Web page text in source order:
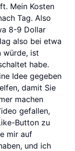
Mein Kosten
Tag. Also
8-9 Dollar
also bei etwa
würde, ist
habe.
Idee gegeben
damit Sie
machen
gefallen,
Button zu
mir auf
und ich